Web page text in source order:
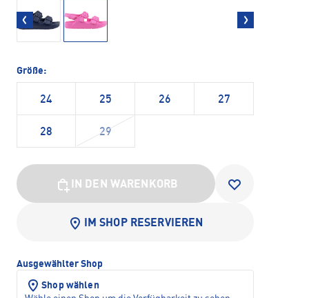
Größe:
24 25 26 27
28 29
IN DEN WARENKORB
IM SHOP RESERVIEREN
Ausgewählter Shop
Shop wählen